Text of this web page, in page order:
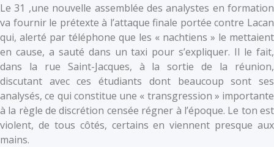
Le 31 ,une nouvelle assemblée des analystes en formation
va fournir le prétexte à l’attaque finale portée contre Lacan
qui, alerté par téléphone que les « nachtiens » le mettaient
en cause, a sauté dans un taxi pour s’expliquer. Il le fait,
dans la rue Saint-Jacques, à la sortie de la réunion,
discutant avec ces étudiants dont beaucoup sont ses
analysés, ce qui constitue une « transgression » importante
à la règle de discrétion censée régner à l’époque. Le ton est
violent, de tous côtés, certains en viennent presque aux
mains.